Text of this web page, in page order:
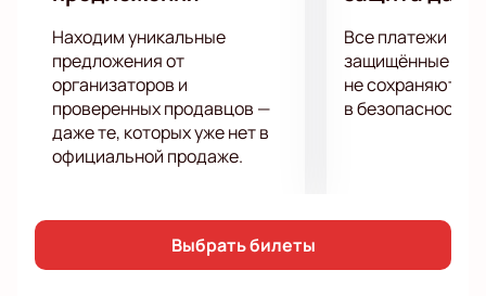
Находим уникальные
предложения от
организаторов и
проверенных продавцов —
даже те, которых уже нет в
официальной продаже.
Все платежи
защищённые
не сохраняются
в безопасности.
Выбрать билеты